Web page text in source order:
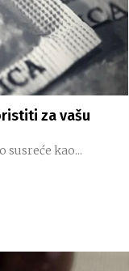
za vašu
kao...